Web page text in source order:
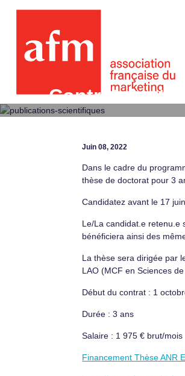
Contrat
digitales sur
Juin 08, 2022
Dans le cadre du
thèse de doctorat pour 3
Candidatez avant le 17
Le/La candidat.e retenu.e
bénéficiera ainsi des
La thèse sera dirigée par
LAO (MCF en Sciences
Début du contrat : 1
Durée : 3 ans
Salaire : 1 975 € brut/mois
Financement Thèse ANR